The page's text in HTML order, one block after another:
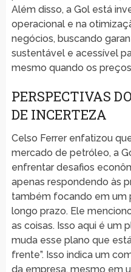
Além disso, a Gol está
operacional e na
negócios, buscando
sustentável e acessível
mesmo quando os
PERSPECTIVAS
DE INCERTEZA
Celso Ferrer enfatizou
mercado de petróleo, a
enfrentar desafios
apenas respondendo às
também focando em um
longo prazo. Ele
as coisas. Isso aqui é um
muda esse plano que
frente”. Isso indica um
da empresa, mesmo em